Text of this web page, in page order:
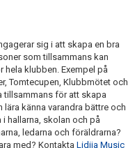
sig i att skapa en bra
som tillsammans kan
klubben. Exempel på
Tomtecupen, Klubbmötet och
tillsammans för att skapa
lära känna varandra bättre och
hallarna, skolan och på
ledarna och föräldrarna?
med? Kontakta Lidija Music